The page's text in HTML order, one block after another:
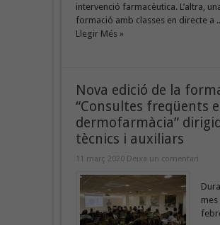
intervenció farmacèutica. L’altra,
formació amb classes en directe a
Llegir Més »
Nova edició de la
“Consultes freqüents
dermofarmàcia”
tècnics i auxiliars
11 març 2020 Deixa un comentari
mes